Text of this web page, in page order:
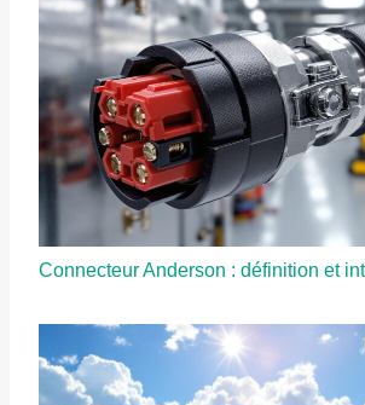
Connecteur Anderson : définition et